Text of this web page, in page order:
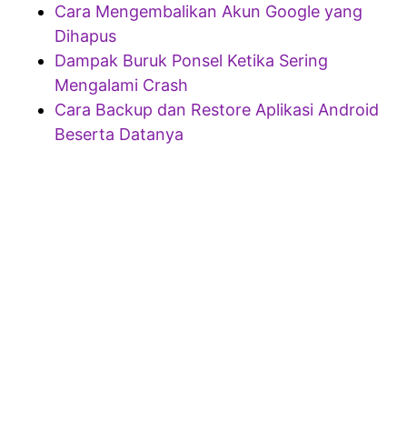
Cara Mengembalikan Akun Google yang
Dihapus
Dampak Buruk Ponsel Ketika Sering
Mengalami Crash
Cara Backup dan Restore Aplikasi Android
Beserta Datanya